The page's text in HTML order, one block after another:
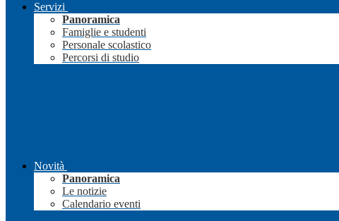
Servizi
Panoramica
Famiglie e studenti
Personale scolastico
Percorsi di studio
Novità
Panoramica
Le notizie
Calendario eventi